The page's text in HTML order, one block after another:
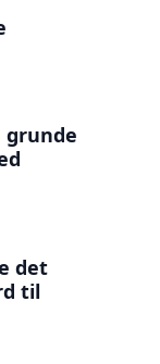
grunde
det
til